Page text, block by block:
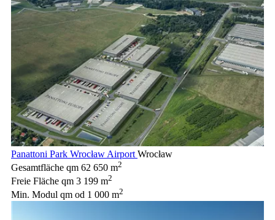
Panattoni Park Wrocław Airport Wrocław
Gesamtfläche qm 62 650 m2
Freie Fläche qm 3 199 m2
Min. Modul qm od 1 000 m2